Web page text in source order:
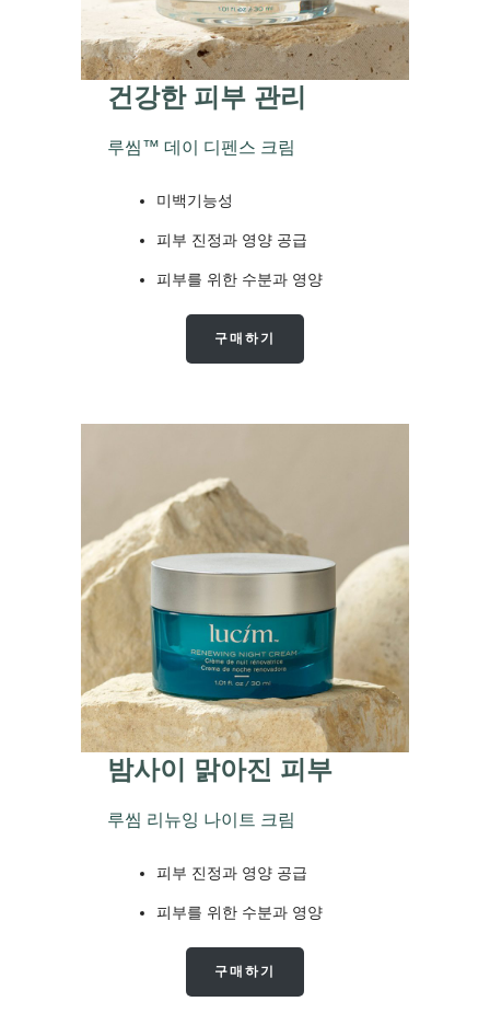
건강한 피부 관리
루씸™ 데이 디펜스 크림
미백기능성
피부 진정과 영양 공급
피부를 위한 수분과 영양
구매하기
밤사이 맑아진 피부
루씸 리뉴잉 나이트 크림
피부 진정과 영양 공급
피부를 위한 수분과 영양
구매하기